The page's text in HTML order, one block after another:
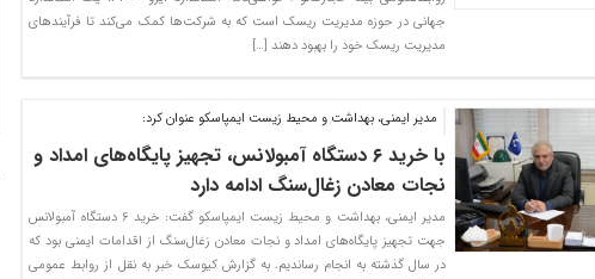
جهانی در حوزه مدیریت ریسک است که به شرکت‌ها کمک می‌کند تا فرآیندهای
مدیریت ریسک خود را بهبود دهند […]
مدیر ایمنی، بهداشت و محیط زیست ایمپاسکو عنوان کرد:
با خرید ۶ دستگاه آمبولانس، تجهیز پایگاه‌های امداد و
نجات معادن زغال‌سنگ ادامه دارد
مدیر ایمنی، بهداشت و محیط زیست ایمپاسکو گفت: خرید ۶ دستگاه آمبولانس
جهت تجهیز پایگاه‌های امداد و نجات معادن زغال‌سنگ از اقدامات ایمنی بود که
در سال گذشته به انجام رساندیم. به گزارش کیوسک خبر به نقل از روابط عمومی